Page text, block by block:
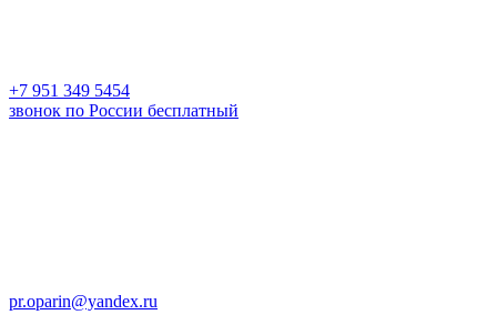
+7 951 349 5454
звонок по России бесплатный
pr.oparin@yandex.ru